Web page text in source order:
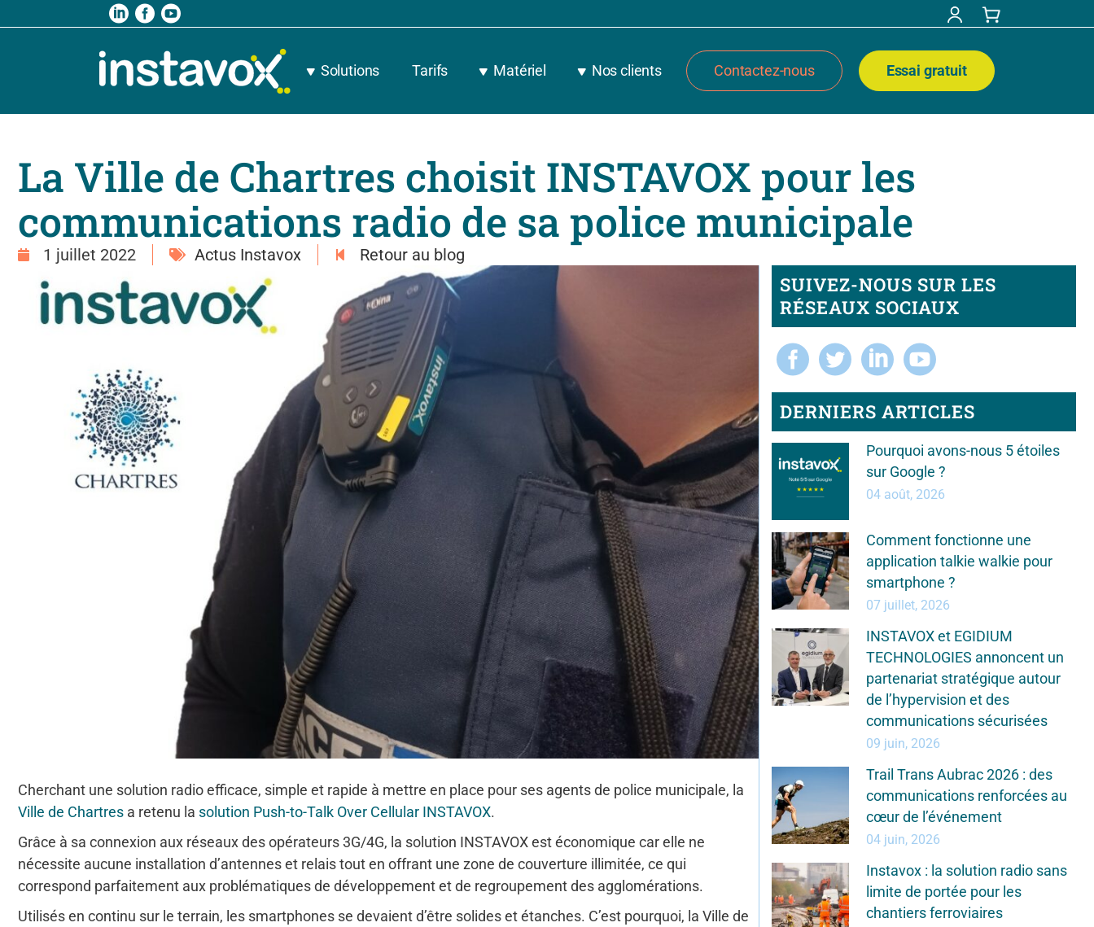
Contactez-nous Essai gratuit
Solutions Tarifs Matériel Nos clients
La Ville de Chartres choisit INSTAVOX pour les
communications radio de sa police municipale
1 juillet 2022 Actus Instavox Retour au blog
Cherchant une solution radio efficace, simple et rapide à mettre en place pour ses agents de police municipale, la
Ville de Chartres a retenu la solution Push-to-Talk Over Cellular INSTAVOX.
Grâce à sa connexion aux réseaux des opérateurs 3G/4G, la solution INSTAVOX est économique car elle ne
nécessite aucune installation d’antennes et relais tout en offrant une zone de couverture illimitée, ce qui
correspond parfaitement aux problématiques de développement et de regroupement des agglomérations.
Utilisés en continu sur le terrain, les smartphones se devaient d’être solides et étanches. C’est pourquoi, la Ville de
SUIVEZ-NOUS SUR LES
RÉSEAUX SOCIAUX
DERNIERS ARTICLES
Pourquoi avons-nous 5 étoiles
sur Google ?
04 août, 2026
Comment fonctionne une
application talkie walkie pour
smartphone ?
07 juillet, 2026
INSTAVOX et EGIDIUM
TECHNOLOGIES annoncent un
partenariat stratégique autour
de l’hypervision et des
communications sécurisées
09 juin, 2026
Trail Trans Aubrac 2026 : des
communications renforcées au
cœur de l’événement
04 juin, 2026
Instavox : la solution radio sans
limite de portée pour les
chantiers ferroviaires